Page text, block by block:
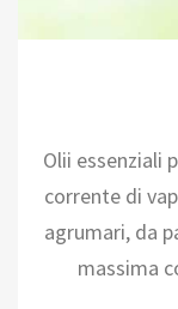
Olii essenziali
corrente di
agrumari, da
massima